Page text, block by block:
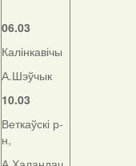
06.03
Калінкавічы
А.Шэўчык
10.03
Веткаўскі р-
н,